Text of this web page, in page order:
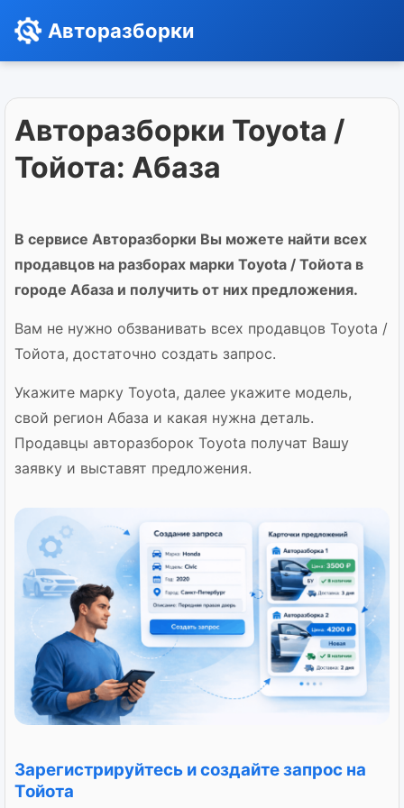
Авторазборки
Авторазборки Toyota /
Тойота: Абаза
В сервисе Авторазборки Вы можете найти всех
продавцов на разборах марки Toyota / Тойота в
городе Абаза и получить от них предложения.
Вам не нужно обзванивать всех продавцов Toyota /
Тойота, достаточно создать запрос.
Укажите марку Toyota, далее укажите модель,
свой регион Абаза и какая нужна деталь.
Продавцы авторазборок Toyota получат Вашу
заявку и выставят предложения.
Зарегистрируйтесь и создайте запрос на
Тойота